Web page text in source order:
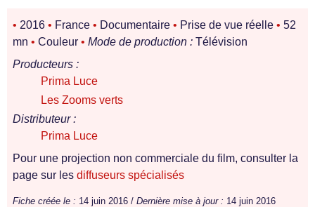
• 2016 • France • Documentaire • Prise de vue réelle • 52
mn • Couleur • Mode de production : Télévision
Producteurs :
Prima Luce
Les Zooms verts
Distributeur :
Prima Luce
Pour une projection non commerciale du film, consulter la
page sur les diffuseurs spécialisés
Fiche créée le : 14 juin 2016 / Dernière mise à jour : 14 juin 2016